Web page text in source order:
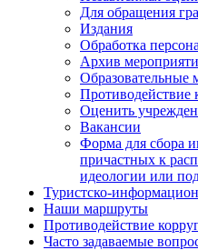
Для обращения
Издания
Обработка
Архив
Образовательные
Противодействие
Оценить
Вакансии
Форма для сбора
причастных к
идеологии или
Туристско-
Наши маршруты
Противодействие
Часто задаваемые